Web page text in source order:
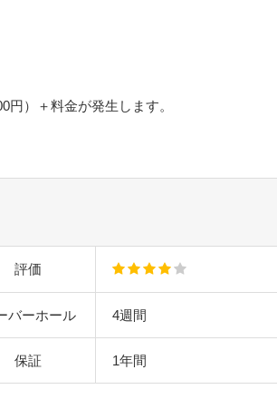
）＋料金が発生します。
評価
バーホール 4週間
保証 1年間